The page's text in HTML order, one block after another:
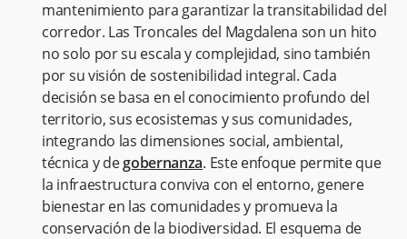
mantenimiento para garantizar la transitabilidad del
corredor. Las Troncales del Magdalena son un hito
no solo por su escala y complejidad, sino también
por su visión de sostenibilidad integral. Cada
decisión se basa en el conocimiento profundo del
territorio, sus ecosistemas y sus comunidades,
integrando las dimensiones social, ambiental,
técnica y degobernanza. Este enfoque permite que
la infraestructura conviva con el entorno, genere
bienestar en las comunidades y promueva la
conservación de la biodiversidad. El esquema de